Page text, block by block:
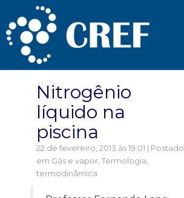
Nitrogênio
líquido na
piscina
22 de fevereiro, 2013 às 19:01 | Postado
em Gás e vapor, Termologia,
termodinâmica